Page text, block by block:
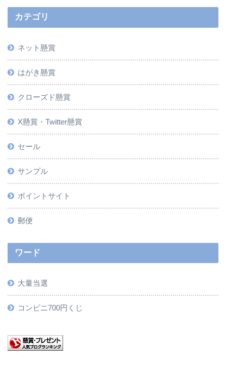
カテゴリ
ネット懸賞
はがき懸賞
クローズド懸賞
X懸賞・Twitter懸賞
セール
サンプル
ポイントサイト
郵便
ワード
大量当選
コンビニ700円くじ